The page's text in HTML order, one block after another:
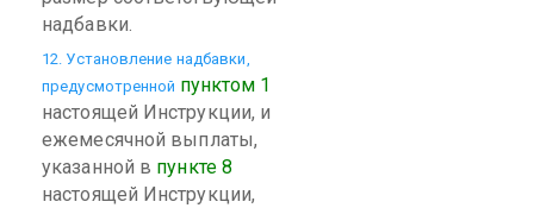
надбавки.
12. Установление надбавки,
предусмотренной пунктом 1
настоящей Инструкции, и
ежемесячной выплаты,
указанной в пункте 8
настоящей Инструкции,